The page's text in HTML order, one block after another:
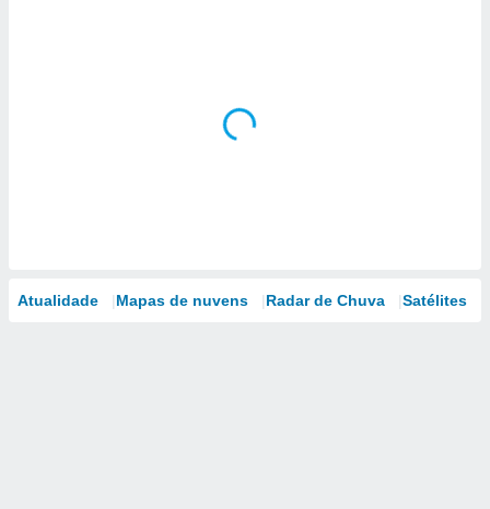
Atualidade Mapas de nuvens Radar de Chuva Satélites